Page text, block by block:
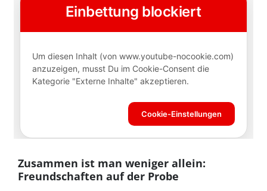
Zusammen ist man weniger allein:
Freundschaften auf der Probe